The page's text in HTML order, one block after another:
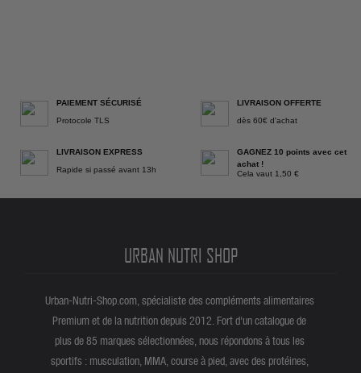
PAIEMENT SÉCURISÉ
Protocole TLS
LIVRAISON OFFERTE
dès 60€ d'achat
LIVRAISON EXPRESS
Rapide si passé avant 13h
GAGNEZ 10 points avec cet
achat !
Cela vaut 1,50 €
URBAN NUTRI SHOP
Urban-Nutri-Shop.com, spécialiste des compléments alimentaires
Premium et de la nutrition depuis 2012. Fort d'un catalogue de
plus de 85 marques sélectionnées, nous répondons à tous les
sportifs : musculation, MMA, course à pied, avec des protéines,